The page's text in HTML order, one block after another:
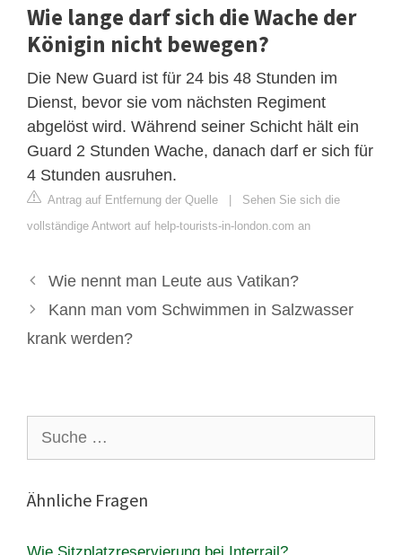
Wie lange darf sich die Wache der
Königin nicht bewegen?
Die New Guard ist für 24 bis 48 Stunden im
Dienst, bevor sie vom nächsten Regiment
abgelöst wird. Während seiner Schicht hält ein
Guard 2 Stunden Wache, danach darf er sich für
4 Stunden ausruhen.
Antrag auf Entfernung der Quelle | Sehen Sie sich die
vollständige Antwort auf help-tourists-in-london.com an
Wie nennt man Leute aus Vatikan?
Kann man vom Schwimmen in Salzwasser
krank werden?
nach:
Ähnliche Fragen
Wie Sitzplatzreservierung bei Interrail?